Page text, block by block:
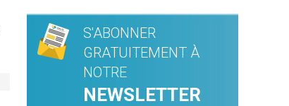
S'ABONNER
GRATUITEMENT À
NOTRE
NEWSLETTER